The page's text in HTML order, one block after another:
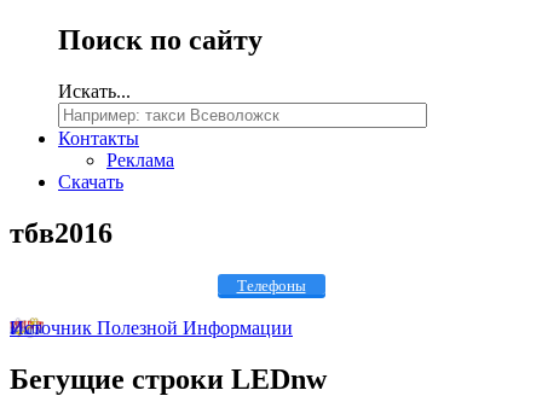
Поиск по сайту
Искать...
Контакты
Реклама
Скачать
тбв2016
Телефоны
Источник Полезной Информации
Бегущие строки LEDnw